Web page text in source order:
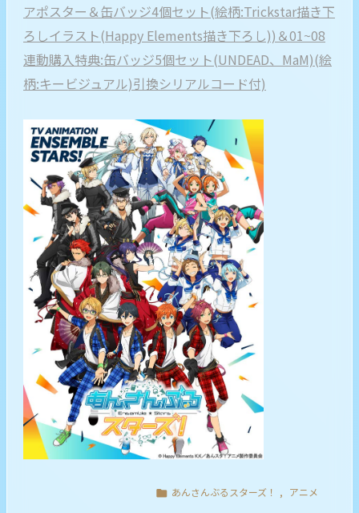
アポスター＆缶バッジ4個セット(絵柄:Trickstar描き下
ろしイラスト(Happy Elements描き下ろし))＆01~08
連動購入特典:缶バッジ5個セット(UNDEAD、MaM)(絵
柄:キービジュアル)引換シリアルコード付)
 あんさんぶるスターズ！ , アニメ